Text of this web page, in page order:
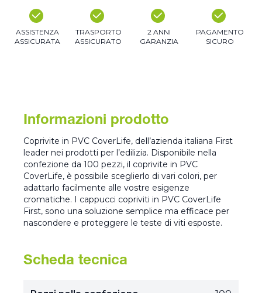
ASSISTENZA
ASSICURATA
TRASPORTO
ASSICURATO
2 ANNI
GARANZIA
PAGAMENTO
SICURO
Informazioni prodotto
Coprivite in PVC CoverLife, dell’azienda italiana First
leader nei prodotti per l’edilizia. Disponibile nella
confezione da 100 pezzi, il coprivite in PVC
CoverLife, è possibile sceglierlo di vari colori, per
adattarlo facilmente alle vostre esigenze
cromatiche. I cappucci copriviti in PVC CoverLife
First, sono una soluzione semplice ma efficace per
nascondere e proteggere le teste di viti esposte.
Scheda tecnica